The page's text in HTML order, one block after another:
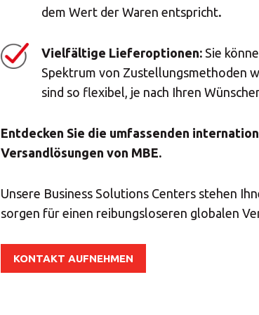
dem Wert der Waren entspricht.
Vielfältige Lieferoptionen: Sie
Spektrum von Zustellungsmethoden
sind so flexibel, je nach Ihren
Entdecken Sie die umfassenden
Versandlösungen von MBE.
Unsere Business Solutions Centers stehen
sorgen für einen reibungsloseren globalen
KONTAKT AUFNEHMEN